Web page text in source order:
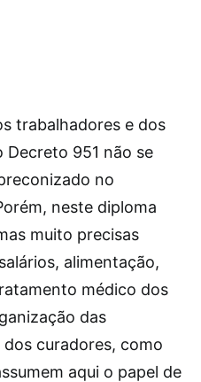
trabalhadores e dos
951 não se
no
neste diploma
muito precisas
alimentação,
médico dos
das
curadores, como
aqui o papel de